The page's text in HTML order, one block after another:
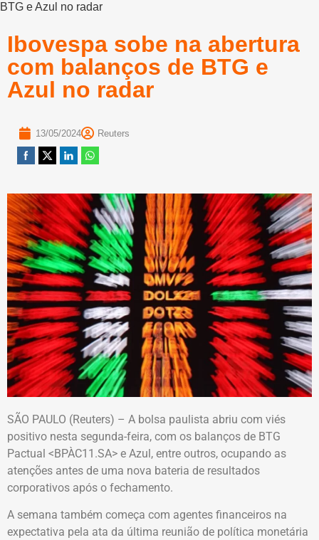
BTG e Azul no radar
Ibovespa sobe na abertura
com balanços de BTG e
Azul no radar
13/05/2024 Reuters
SÃO PAULO (Reuters) – A bolsa paulista abriu com viés
positivo nesta segunda-feira, com os balanços de BTG
Pactual <BPÀC11.SA> e Azul, entre outros, ocupando as
atenções antes de uma nova bateria de resultados
corporativos após o fechamento.
A semana também começa com agentes financeiros na
expectativa pela ata da última reunião de política monetária